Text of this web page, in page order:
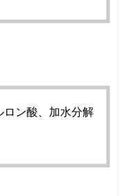
ロン酸、加水分解